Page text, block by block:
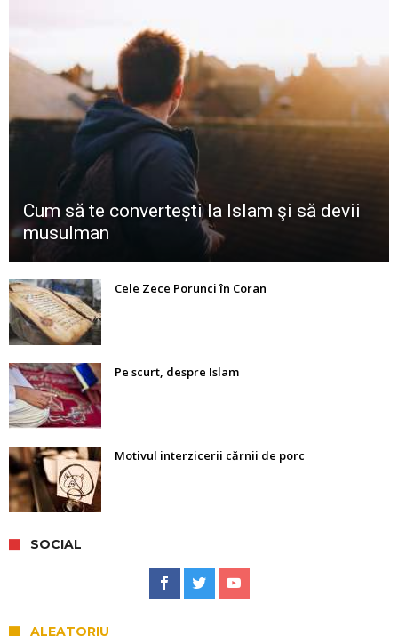
Cum să te convertești la Islam şi să devii
musulman
Cele Zece Porunci în Coran
Pe scurt, despre Islam
Motivul interzicerii cărnii de porc
SOCIAL
ALEATORIU